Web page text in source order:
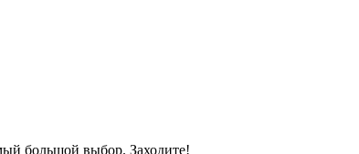
большой выбор. Заходите!